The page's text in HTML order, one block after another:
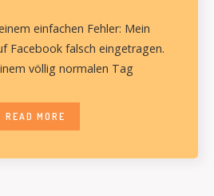
einfachen Fehler: Mein
Facebook falsch eingetragen.
völlig normalen Tag
READ MORE